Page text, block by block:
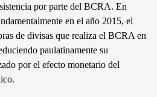
por parte del BCRA. En
en el año 2015, el
de divisas que realiza el BCRA en
paulatinamente su
por el efecto monetario del